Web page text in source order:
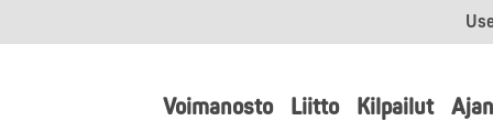
Voimanosto Liitto Kilpailut